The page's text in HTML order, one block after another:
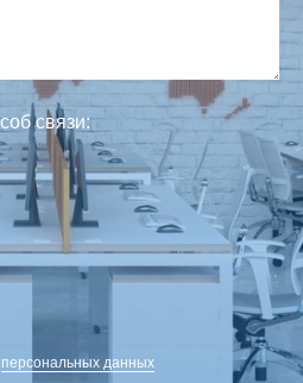
связи:
персональных данных